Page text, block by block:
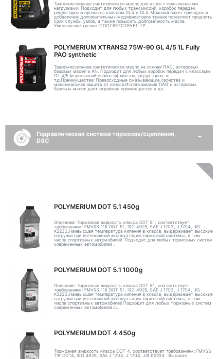
Трансмиссионное синтетическое масло для узлов с повышенными
нагрузками. Подходит для любых трансмиссий, коробок передач,
редукторов и прочего с классом GL4 и GL5. Мощный пакет присадок и
добавление дополнительных модификаторов трения позволяют продлить
срок службы узлов, а также повысить долговечность масла.
Уменьшение трения. СООТВЕТСТВУЕТ ТР..
POLYMERIUM XTRANS2 75W-90 GL 4/5 1L Fully
PAO synthetic
Трансмиссионное синтетическое масло на основе ПАО, эстеровых
базовых масел и AN. Подходит для любых коробок передач с классами
GL 4/5 (и указанной вязкости) мостов, редукторов, и
т.д.Преимущества: Превосходные смазывающие свойства и
максимальная защита от износа.Использование ПАО и эстеровых
базовых масел дает огромное преимущество в до..
Гидравлическая система тормозов/сцепления,
DSC
POLYMERIUM DOT 5.1 450g
Описание: Тормозная жидкость класса DOT 5.1, соответствует
требованиям: FMVSS 116 DOT 5.1, ISO 4925, SAE J 1703, J 1704, JIS
K2233.Наивысшая температура кипения в классе, выдерживает высокие
нагрузки при интенсивной эксплуатации тормозной системы, в том
числе спортивных автомобилей. Подходит для любых тормозных систем
современных автомобилей ..
POLYMERIUM DOT 5.1 1000g
Описание: Тормозная жидкость класса DOT 5.1, соответствует
требованиям: FMVSS 116 DOT 5.1, ISO 4925, SAE J 1703, J 1704, JIS
K2233.Наивысшая температура кипения в классе, выдерживает высокие
нагрузки при интенсивной эксплуатации тормозной системы, в том
числе спортивных автомобилей.Подходит для любых тормозных систем
современных автомобилей с..
POLYMERIUM DOT 4 450g
Тормозная жидкость класса DOT 4, соответствует требованиям: FMVSS
116 DOT4, ISO 4925, SAE J 1703, J 1704, JIS K2233. Высокая